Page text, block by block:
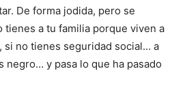
De forma jodida, pero se
tienes a tu familia porque viven a
si no tienes seguridad social… a
negro… y pasa lo que ha pasado